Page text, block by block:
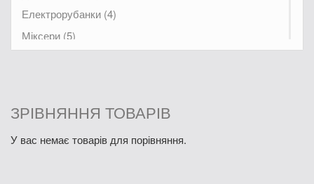
Електрорубанки (4)
Міксери (5)
Термоповітродувки (3)
Інші електроінструменти (1)
ЗРІВНЯННЯ ТОВАРІВ
У вас немає товарів для порівняння.